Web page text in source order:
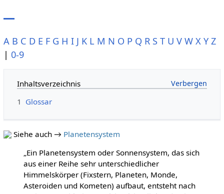
A B C D E F G H I J K L M N O P Q R S T U V W X Y Z
| 0-9
Inhaltsverzeichnis
1 Glossar
Siehe auch → Planetensystem
„Ein Planetensystem oder Sonnensystem, das sich
aus einer Reihe sehr unterschiedlicher
Himmelskörper (Fixstern, Planeten, Monde,
Asteroiden und Kometen) aufbaut, entsteht nach